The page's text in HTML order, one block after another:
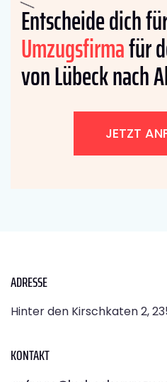
Entscheide dich
Umzugsfirmafür
von Lübeck nach
JETZT
ADRESSE
Hinter den Kirschkaten 2,
KONTAKT